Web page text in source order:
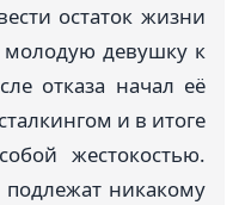
остаток жизни
девушку к
отказа начал её
и в итоге
жестокостью.
подлежат никакому